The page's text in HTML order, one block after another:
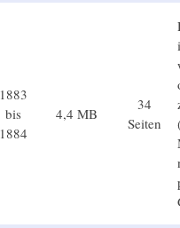
1883
bis
1884
4,4 MB
34
Seiten